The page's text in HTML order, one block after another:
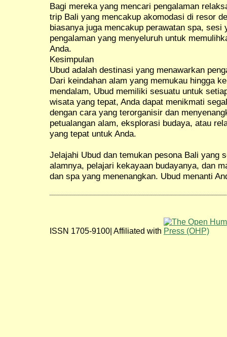
Bagi mereka yang mencari pengalaman
trip Bali yang mencakup akomodasi di resor
biasanya juga mencakup perawatan spa, sesi
pengalaman yang menyeluruh untuk
Anda.
Kesimpulan
Ubud adalah destinasi yang menawarkan
Dari keindahan alam yang memukau hingga
mendalam, Ubud memiliki sesuatu untuk
wisata yang tepat, Anda dapat menikmati
dengan cara yang terorganisir dan
petualangan alam, eksplorasi budaya, atau
yang tepat untuk Anda.
Jelajahi Ubud dan temukan pesona Bali yang
alamnya, pelajari kekayaan budayanya, dan
dan spa yang menenangkan. Ubud menanti
ISSN 1705-9100| Affiliated with